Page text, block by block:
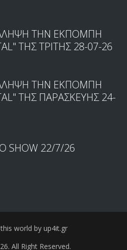
ΤΗΝ ΕΚΠΟΜΠΗ
ΤΗΣ ΤΡΙΤΗΣ 28-07-26
ΤΗΝ ΕΚΠΟΜΠΗ
ΤΗΣ ΠΑΡΑΣΚΕΥΗΣ 24-
SHOW 22/7/26
world by up4it.gr
All Right Reserved.